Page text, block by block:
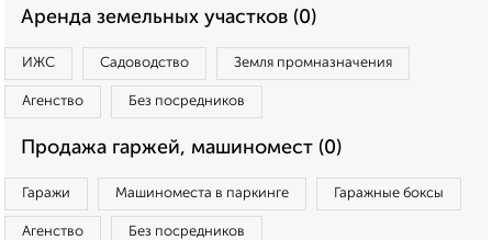
Аренда земельных участков (0)
ИЖС Садоводство Земля промназначения
Агенство Без посредников
Продажа гаржей, машиномест (0)
Гаражи Машиноместа в паркинге Гаражные боксы
Агенство Без посредников